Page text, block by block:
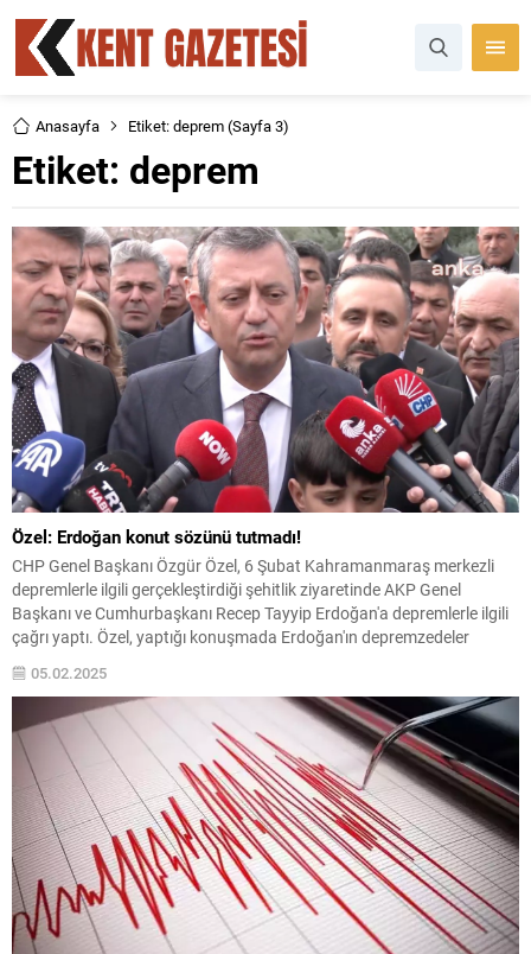
Anasayfa Etiket: deprem(Sayfa 3)
Etiket: deprem
Özel: Erdoğan konut sözünü tutmadı!
CHP Genel Başkanı Özgür Özel, 6 Şubat Kahramanmaraş merkezli
depremlerle ilgili gerçekleştirdiği şehitlik ziyaretinde AKP Genel
Başkanı ve Cumhurbaşkanı Recep Tayyip Erdoğan'a depremlerle ilgili
çağrı yaptı. Özel, yaptığı konuşmada Erdoğan'ın depremzedeler
05.02.2025